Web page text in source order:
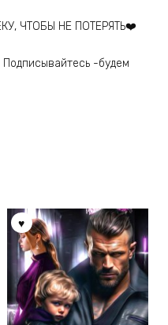
ЧТОБЫ НЕ ПОТЕРЯТЬ‍❤️‍
-будем